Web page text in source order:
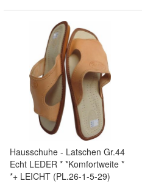
Hausschuhe - Latschen Gr.44
Echt LEDER * *Komfortweite *
*+ LEICHT (PL.26-1-5-29)